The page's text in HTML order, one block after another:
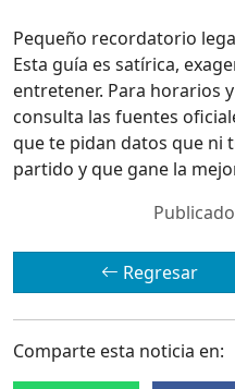
Pequeño recordatorio
Esta guía es satírica,
entretener. Para horarios
consulta las fuentes
que te pidan datos que ni
partido y que gane la
Regresar
Comparte esta noticia en: